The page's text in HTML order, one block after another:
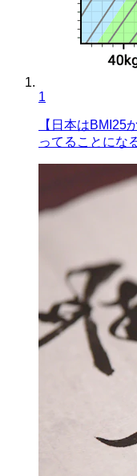
1
【日本はBMI25
ってることにな